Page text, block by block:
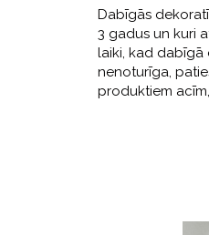
Dabīgās
3 gadus un kuri
laiki, kad dabīgā
nenoturīga,
produktiem acīm,